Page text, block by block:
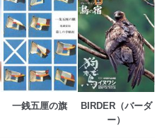
一銭五厘の旗
BIRDER（バーダ
ー）